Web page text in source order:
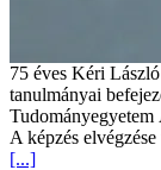
75 éves Kéri
tanulmányai
A képzés
[...]